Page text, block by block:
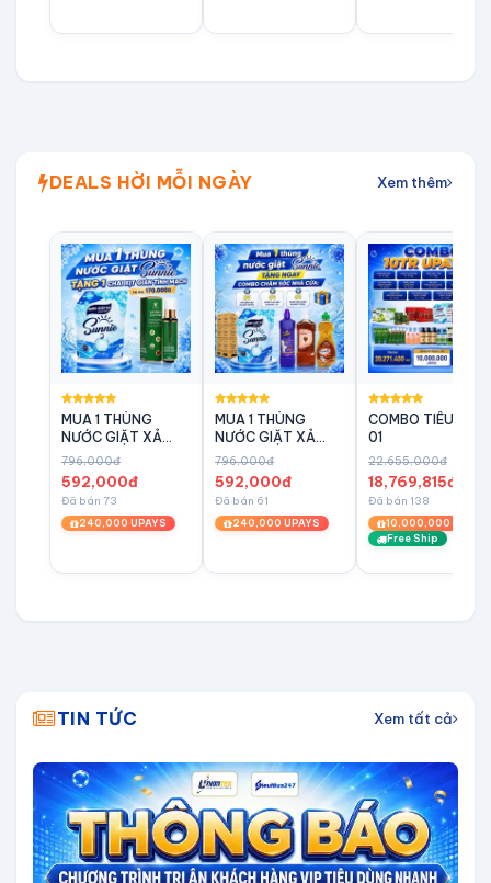
DEALS HỜI MỖI NGÀY Xem thêm
MUA 1 THÙNG
NƯỚC GIẶT XẢ
SUNNIE TẶNG
NGAY 1 XỊT GIÃN
TĨNH MẠCH KATIMA
796,000đ
592,000đ
Đã bán 73
240,000 UPAYS
MUA 1 THÙNG
NƯỚC GIẶT XẢ
SUNNIE DEEP
TẶNG NGAY
COMBO TIÊU DÙNG
ANANDI
796,000đ
592,000đ
Đã bán 61
240,000 UPAYS
COMBO TIÊU
01
22,655,000đ
18,769,815đ
Đã bán 138
10,000,000 UPAYS
Free Ship
TIN TỨC Xem tất cả